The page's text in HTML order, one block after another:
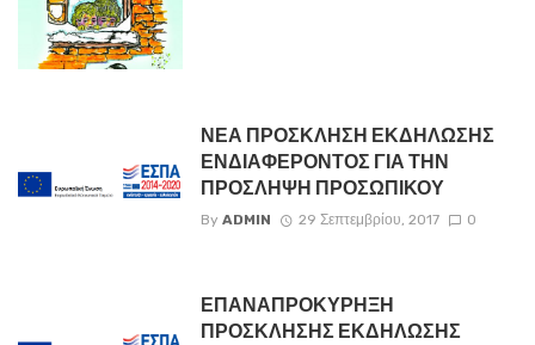
ΝΕΑ ΠΡΟΣΚΛΗΣΗ ΕΚΔΗΛΩΣΗΣ
ΕΝΔΙΑΦΕΡΟΝΤΟΣ ΓΙΑ ΤΗΝ
ΠΡΟΣΛΗΨΗ ΠΡΟΣΩΠΙΚΟΥ
By ADMIN 29 Σεπτεμβρίου, 2017 0
ΕΠΑΝΑΠΡΟΚΥΡΗΞΗ
ΠΡΟΣΚΛΗΣΗΣ ΕΚΔΗΛΩΣΗΣ